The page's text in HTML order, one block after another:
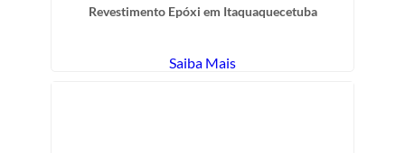
Revestimento Epóxi em Itaquaquecetuba
Saiba Mais